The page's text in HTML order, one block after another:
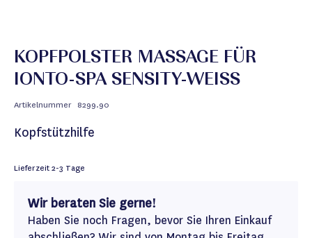
KOPFPOLSTER MASSAGE FÜR
IONTO-SPA SENSITY-WEISS
Artikelnummer 8299.90
Kopfstützhilfe
Lieferzeit2-3 Tage
Wir beraten Sie gerne!
Haben Sie noch Fragen, bevor Sie Ihren Einkauf